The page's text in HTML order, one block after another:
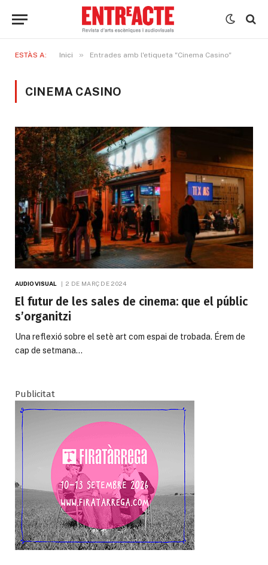
ESTÀS A: Inici » Entrades amb l'etiqueta "Cinema Casino"
CINEMA CASINO
AUDIOVISUAL 2 DE MARÇ DE 2024
El futur de les sales de cinema: que el públic
s’organitzi
Una reflexió sobre el setè art com espai de trobada. Érem de
cap de setmana…
Publicitat